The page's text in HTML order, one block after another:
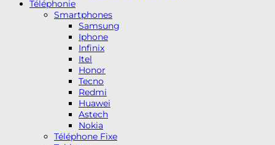
Téléphonie
Smartphones
Samsung
Iphone
Infinix
Itel
Honor
Tecno
Redmi
Huawei
Astech
Nokia
Téléphone Fixe